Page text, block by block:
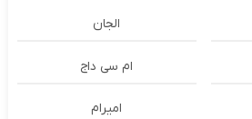
الجان
ام سی داج
اميرام